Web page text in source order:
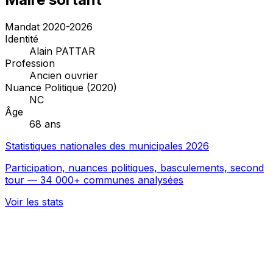
Mandat 2020-2026
Identité
Alain PATTAR
Profession
Ancien ouvrier
Nuance Politique (2020)
NC
Âge
68 ans
Statistiques nationales des municipales 2026
Participation, nuances politiques, basculements, second
tour — 34 000+ communes analysées
Voir les stats